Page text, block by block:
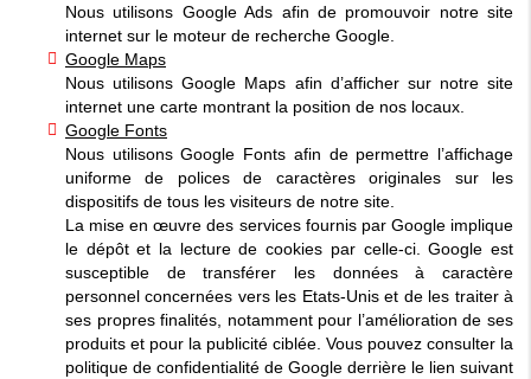
Nous utilisons Google Ads afin de promouvoir notre site
internet sur le moteur de recherche Google.
Google Maps
Nous utilisons Google Maps afin d’afficher sur notre site
internet une carte montrant la position de nos locaux.
Google Fonts
Nous utilisons Google Fonts afin de permettre l’affichage
uniforme de polices de caractères originales sur les
dispositifs de tous les visiteurs de notre site.
La mise en œuvre des services fournis par Google implique
le dépôt et la lecture de cookies par celle-ci. Google est
susceptible de transférer les données à caractère
personnel concernées vers les Etats-Unis et de les traiter à
ses propres finalités, notamment pour l’amélioration de ses
produits et pour la publicité ciblée. Vous pouvez consulter la
politique de confidentialité de Google derrière le lien suivant